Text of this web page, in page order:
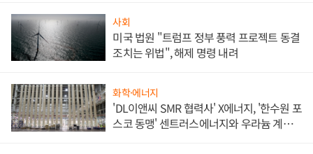
사회
미국 법원 "트럼프 정부 풍력 프로젝트 동결
조치는 위법", 해제 명령 내려
화학·에너지
'DL이앤씨 SMR 협력사' X에너지, '한수원 포
스코 동맹' 센트러스에너지와 우라늄 계약